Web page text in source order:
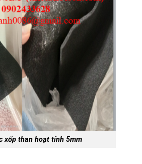
xốp than hoạt tính 5mm